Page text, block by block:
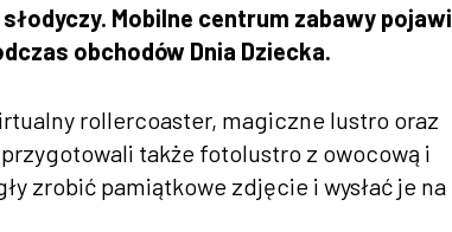
Mobilne centrum zabawy pojawi
obchodów Dnia Dziecka.
rollercoaster, magiczne lustro oraz
także fotolustro z owocową i
zrobić pamiątkowe zdjęcie i wysłać je na